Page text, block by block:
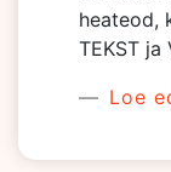
heateod,
TEKST ja
Loe